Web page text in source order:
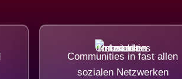
Communities in fast allen
sozialen Netzwerken